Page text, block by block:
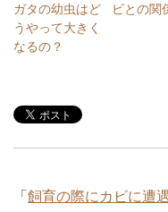
ガタの幼虫はど
うやって大きく
なるの？
ビとの関
「 飼育の際にカビに遭